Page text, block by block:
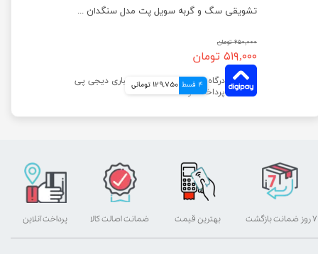
تشویقی سگ و گربه سویل پت مدل سنگدان مرغ وزن 80 گرم
۶۵۰,۰۰۰ تومان
۵۱۹,۰۰۰ تومان
4 قسط 129,750 تومانی
بهترین قیمت پرداخت آنلاین ۷ روز ضمانت بازگشت ضمانت اصالت کالا